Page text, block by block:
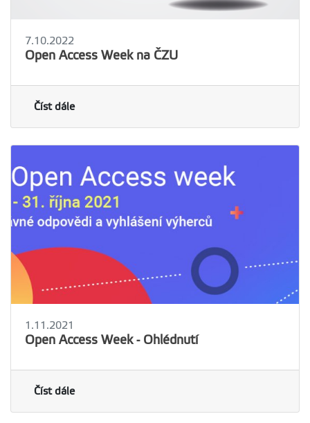
7.10.2022
Open Access Week na ČZU
Číst dále
1.11.2021
Open Access Week - Ohlédnutí
Číst dále